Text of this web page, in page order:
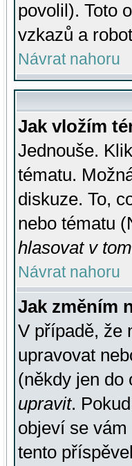
povolil). Toto
vzkazů a
Návrat nahoru
Jak vložím
Jednouše.
tématu.
diskuze. To,
nebo tématu
hlasovat v
Návrat nahoru
Jak změním
V případě, že
upravovat
(někdy jen do
upravit.
objeví se
tento